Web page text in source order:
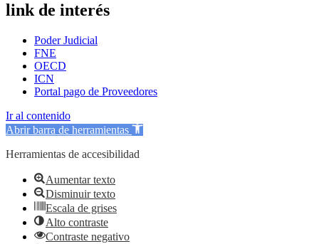
link de interés
Poder Judicial
FNE
OECD
ICN
Portal pago de Proveedores
Ir al contenido
Abrir barra de herramientas
Herramientas de accesibilidad
Aumentar texto
Disminuir texto
Escala de grises
Alto contraste
Contraste negativo